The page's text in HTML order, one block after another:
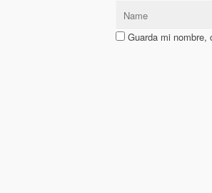
Guarda mi nombre,